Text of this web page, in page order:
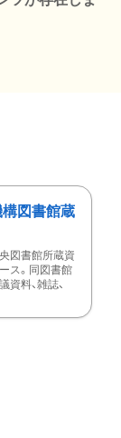
図書館蔵
図書館所蔵資
ス。同図書館
資料、雑誌、